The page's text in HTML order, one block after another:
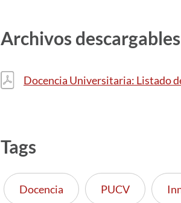
Archivos descargables
Docencia Universitaria: Listado
Tags
Docencia PUCV